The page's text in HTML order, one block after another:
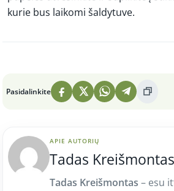
kurie bus laikomi šaldytuve.
Pasidalinkite
APIE AUTORIŲ
Tadas Kreišmontas
Tadas Kreišmontas – esu